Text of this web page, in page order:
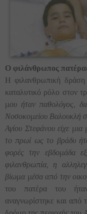
Ο φιλάνθρωπος
Η φιλανθρωπική δράση
καταλυτικό ρόλο στον
μου ήταν παθολόγος,
Νοσοκομείου Βαλουκλή
Αγίου Στεφάνου είχε μια
το πρωί ως το βράδυ
φορές την εβδομάδα
φιλανθρωπία, η
βίωμα μέσα από την
του πατέρα του
αναγνωρίστηκε και